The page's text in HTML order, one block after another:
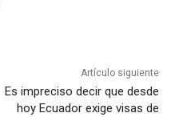
Artículo siguiente
Es impreciso decir que desde
hoy Ecuador exige visas de